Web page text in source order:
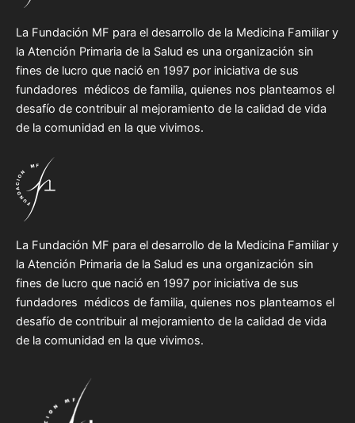
La Fundación MF para el desarrollo de la Medicina Familiar y
la Atención Primaria de la Salud es una organización sin
fines de lucro que nació en 1997 por iniciativa de sus
fundadores médicos de familia, quienes nos planteamos el
desafío de contribuir al mejoramiento de la calidad de vida
de la comunidad en la que vivimos.
La Fundación MF para el desarrollo de la Medicina Familiar y
la Atención Primaria de la Salud es una organización sin
fines de lucro que nació en 1997 por iniciativa de sus
fundadores médicos de familia, quienes nos planteamos el
desafío de contribuir al mejoramiento de la calidad de vida
de la comunidad en la que vivimos.